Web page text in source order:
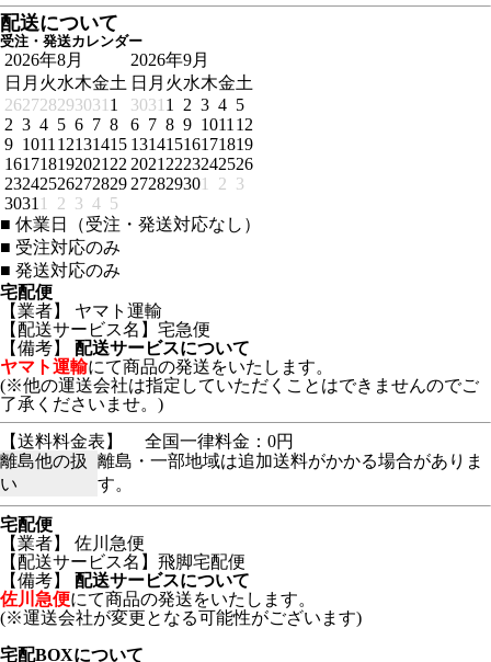
配送について
受注・発送カレンダー
2026年8月
日 月 火水木金土
262728293031 1
2 3 4 5 6 7 8
9 1011 12131415
161718192021 22
23242526272829
3031 1 2 3 4 5
2026年9月
日 月 火水木金土
3031 1 2 3 4 5
6 7 8 9 1011 12
13141516171819
2021 2223242526
272829301 2 3
■ 休業日（受注・発送対応なし）
■ 受注対応のみ
■ 発送対応のみ
宅配便
【業者】 ヤマト運輸
【配送サービス名】宅急便
【備考】
配送サービスについて
ヤマト運輸にて商品の発送をいたします。
(※他の運送会社は指定していただくことはできませんのでご
了承くださいませ。)
【送料料金表】
全国一律料金：0円
離島他の扱
い
離島・一部地域は追加送料がかかる場合がありま
す。
宅配便
【業者】 佐川急便
【配送サービス名】飛脚宅配便
【備考】
配送サービスについて
佐川急便にて商品の発送をいたします。
(※運送会社が変更となる可能性がございます)
宅配BOXについて